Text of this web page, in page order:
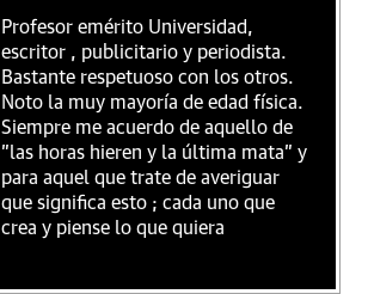
Profesor emérito Universidad,
escritor , publicitario y periodista.
Bastante respetuoso con los otros.
Noto la muy mayoría de edad física.
Siempre me acuerdo de aquello de
"las horas hieren y la última mata" y
para aquel que trate de averiguar
que significa esto ; cada uno que
crea y piense lo que quiera